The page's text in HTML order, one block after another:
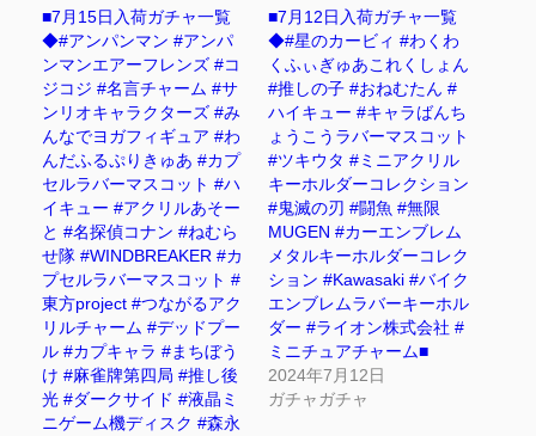
■7月15日入荷ガチャ一覧
◆#アンパンマン #アンパ
ンマンエアーフレンズ #コ
ジコジ #名言チャーム #サ
ンリオキャラクターズ #み
んなでヨガフィギュア #わ
んだふるぷりきゅあ #カプ
セルラバーマスコット #ハ
イキュー #アクリルあそー
と #名探偵コナン #ねむら
せ隊 #WINDBREAKER #カ
プセルラバーマスコット #
東方project #つながるアク
リルチャーム #デッドプー
ル #カプキャラ #まちぼう
け #麻雀牌第四局 #推し後
光 #ダークサイド #液晶ミ
ニゲーム機ディスク #森永
■7月12日入荷ガチャ一覧
◆#星のカービィ #わくわ
くふぃぎゅあこれくしょん
#推しの子 #おねむたん #
ハイキュー #キャラばんち
ょうこうラバーマスコット
#ツキウタ #ミニアクリル
キーホルダーコレクション
#鬼滅の刃 #闘魚 #無限
MUGEN #カーエンブレム
メタルキーホルダーコレク
ション #Kawasaki #バイク
エンブレムラバーキーホル
ダー #ライオン株式会社 #
ミニチュアチャーム■
2024年7月12日
ガチャガチャ